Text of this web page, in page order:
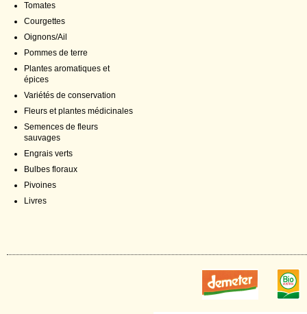
Tomates
Courgettes
Oignons/Ail
Pommes de terre
Plantes aromatiques et
épices
Variétés de conservation
Fleurs et plantes médicinales
Semences de fleurs
sauvages
Engrais verts
Bulbes floraux
Pivoines
Livres